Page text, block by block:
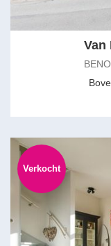
Van
Verkocht